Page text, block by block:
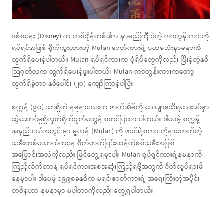
ဒစ်စနေး (Disney) က တစ်ချိန်တစ်ခါက နာမည်ကြီးခဲ့တဲ့ ကာတွန်းကားကို
ရုပ်ရှင်အဖြစ် ရိုက်ကူးထားတဲ့ Mulan ဇာတ်ကားရဲ့ ပထမဆုံးနာမူနာကို
ထွက်ရှိပေးခဲ့ပါတယ်။ Mulan ရုပ်ရှင်ကားက ပုံရိပ်တွေကိုလည်း ပြီးခဲ့တဲ့နှစ်
သြဂုတ်လက ထွက်ရှိပေးခဲ့ဖူးပါတယ်။ Mulan ကာတွန်းကားကတော့
ထွက်ရှိခဲ့တာ နှစ်ပေါင်း (၂၀) ကျော်ကြာခဲ့ပါပြီ။
စက္ကန့် (၉၀) သာရှိတဲ့ နမူနာလေးက ဇာတ်အိမ်ကို သေချာမသိရသေးခင်မှာ
ဆွဲဆောင်မှုရှိလှတဲ့ရိုက်ချက်တွေနဲ့ စတင်ပြထားပါတယ်။ ဒါပေမဲ့ စက္ကန့်
အနည်းငယ်အတွင်းမှာ မူလန် (Mulan) ကို ဖခင်ရဲ့စကားကိုနာခံတတ်တဲ့
သမီးတစ်ယောက်ကနေ စိတ်ဓာတ်ပြင်းထန်တဲ့စစ်သမီးအဖြစ်
အပြောင်းအလဲကိုလည်း မြင်တွေ့ရမှာပါ။ Mulan ရုပ်ရှင်ကားရဲ့နမူနာကို
ကြည့်လိုက်တာနဲ့ ရုပ်ရှင်ကားအစအဆုံးကြည့်ရဖို့အတွက် စိတ်လှုပ်ရှားမိ
နေမှာပါ။ ဒါပေမဲ့ ၁၉၉၈ခုနှစ်က မူရင်းဇာတ်ကားရဲ့ အရေးကြီးတဲ့အပိုင်း
တစ်ခုဟာ နမူနာမှာ မပါတာကိုလည်း တွေ့ရပါတယ်။